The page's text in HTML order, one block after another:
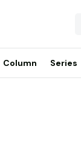
Column Series